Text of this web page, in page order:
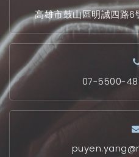
高雄市鼓山區明誠四路6
07-5500-